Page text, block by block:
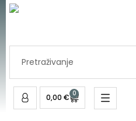
Skip
0,00 € 0
Cart
količina